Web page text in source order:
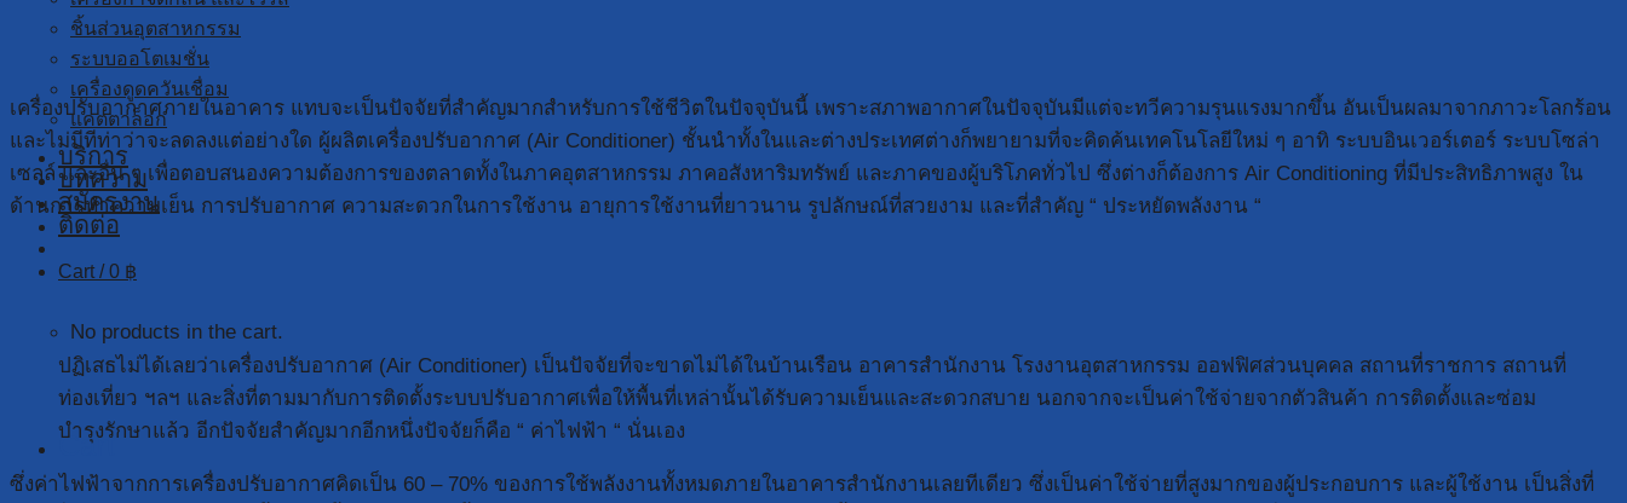
ชิ้นส่วนอุตสาหกรรม
ระบบออโตเมชั่น
เครื่องดูดควันเชื่อม
แคตตาล็อก
บริการ
บทความ
สมัครงาน
ติดต่อ
Cart /0 ฿
No products in the cart.
Cart
เครื่องปรับอากาศภายในอาคาร แทบจะเป็นปัจจัยที่สำคัญมากสำหรับการใช้ชีวิตในปัจจุบันนี้ เพราะสภาพอากาศในปัจจุบันมีแต่จะทวีความรุนแรงมากขึ้น อันเป็นผลมาจากภาวะโลกร้อน
และไม่มีทีท่าว่าจะลดลงแต่อย่างใด ผู้ผลิตเครื่องปรับอากาศ (Air Conditioner) ชั้นนำทั้งในและต่างประเทศต่างก็พยายามที่จะคิดค้นเทคโนโลยีใหม่ ๆ อาทิ ระบบอินเวอร์เตอร์ ระบบโซล่า
เซลล์ และอื่น ๆ เพื่อตอบสนองความต้องการของตลาดทั้งในภาคอุตสาหกรรม ภาคอสังหาริมทรัพย์ และภาคของผู้บริโภคทั่วไป ซึ่งต่างก็ต้องการ Air Conditioning ที่มีประสิทธิภาพสูง ใน
ด้านการทำความเย็น การปรับอากาศ ความสะดวกในการใช้งาน อายุการใช้งานที่ยาวนาน รูปลักษณ์ที่สวยงาม และที่สำคัญ “ ประหยัดพลังงาน “
ปฏิเสธไม่ได้เลยว่าเครื่องปรับอากาศ (Air Conditioner) เป็นปัจจัยที่จะขาดไม่ได้ในบ้านเรือน อาคารสำนักงาน โรงงานอุตสาหกรรม ออฟฟิศส่วนบุคคล สถานที่ราชการ สถานที่
ท่องเที่ยว ฯลฯ และสิ่งที่ตามมากับการติดตั้งระบบปรับอากาศเพื่อให้พื้นที่เหล่านั้นได้รับความเย็นและสะดวกสบาย นอกจากจะเป็นค่าใช้จ่ายจากตัวสินค้า การติดตั้งและซ่อม
บำรุงรักษาแล้ว อีกปัจจัยสำคัญมากอีกหนึ่งปัจจัยก็คือ “ ค่าไฟฟ้า “ นั่นเอง
ซึ่งค่าไฟฟ้าจากการเครื่องปรับอากาศคิดเป็น 60 – 70% ของการใช้พลังงานทั้งหมดภายในอาคารสำนักงานเลยทีเดียว ซึ่งเป็นค่าใช้จ่ายที่สูงมากของผู้ประกอบการ และผู้ใช้งาน เป็นสิ่งที่